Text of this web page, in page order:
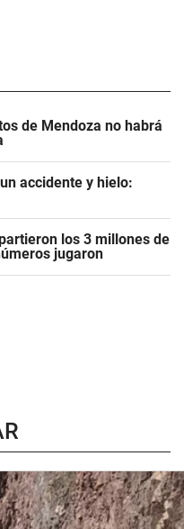
de Mendoza no habrá
accidente y hielo:
los 3 millones de
jugaron